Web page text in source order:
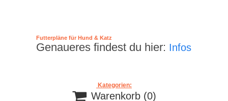
Futterpläne für Hund & Katz
Genaueres findest du hier: Infos
Kategorien:
 Warenkorb (0)